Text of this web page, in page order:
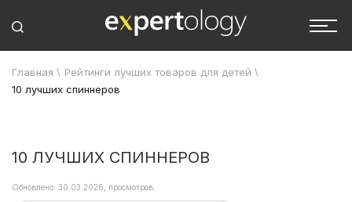
Главная \ Рейтинги лучших товаров для детей \
10 лучших спиннеров
10 ЛУЧШИХ СПИННЕРОВ
Обновлено: 30.03.2026, просмотров: